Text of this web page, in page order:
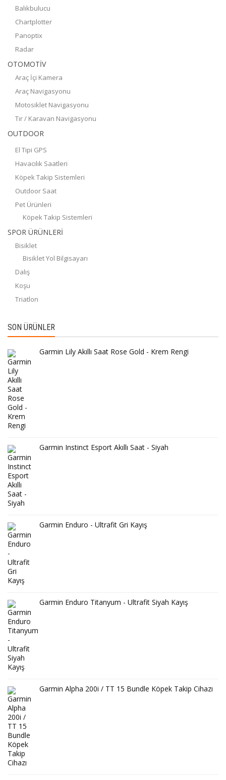
Balıkbulucu
Chartplotter
Panoptix
Radar
OTOMOTİV
Araç İçi Kamera
Araç Navigasyonu
Motosiklet Navigasyonu
Tır / Karavan Navigasyonu
OUTDOOR
El Tipi GPS
Havacılık Saatleri
Köpek Takip Sistemleri
Outdoor Saat
Pet Ürünleri
Köpek Takip Sistemleri
SPOR ÜRÜNLERİ
Bisiklet
Bisiklet Yol Bilgisayarı
Dalış
Koşu
Triatlon
SON ÜRÜNLER
Garmin Lily Akıllı Saat Rose Gold - Krem Rengi
Garmin Instinct Esport Akıllı Saat - Siyah
Garmin Enduro - Ultrafit Gri Kayış
Garmin Enduro Titanyum - Ultrafit Siyah Kayış
Garmin Alpha 200i / TT 15 Bundle Köpek Takip Cihazı